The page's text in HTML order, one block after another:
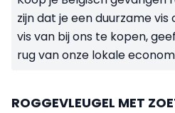
zijn dat je een duurzame
vis van bij ons te kopen,
rug van onze lokale
ROGGEVLEUGEL MET